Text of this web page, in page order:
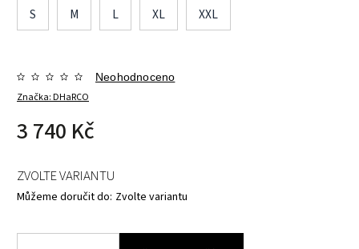
S
M L XL XXL
Značka:DHaRCO
Neohodnoceno
3 740 Kč
ZVOLTE VARIANTU
Můžeme doručit do: Zvolte variantu